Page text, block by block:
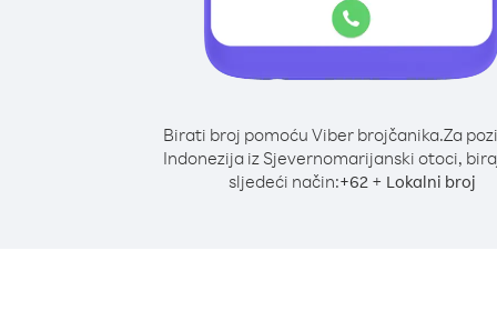
Birati broj pomoću Viber brojčanika.Za
Indonezija iz Sjevernomarijanski otoci,
sljedeći način:+62+ Lokalni broj